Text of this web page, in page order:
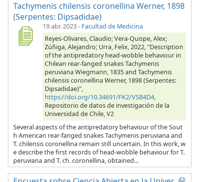
Tachymenis chilensis coronellina Werner, 1898
(Serpentes: Dipsadidae)
19 abr. 2023- Facultad de Medicina
Reyes-Olivares, Claudio; Vera-Quispe, Alex;
Zúñiga, Alejandro; Urra, Felix, 2022, "Description
of the antipredatory head-wobble behaviour in
Chilean rear-fanged snakes Tachymenis
peruviana Wiegmann, 1835 and Tachymenis
chilensis coronellina Werner, 1898 (Serpentes:
Dipsadidae)",
https://doi.org/10.34691/FK2/VSB4D4,
Repositorio de datos de investigación de la
Universidad de Chile, V2
Several aspects of the antipredatory behaviour of the Sout
h American rear-fanged snakes Tachymenis peruviana and
T. chilensis coronellina remain still uncertain. In this work, w
e describe the first records of head-wobble behaviour for T.
peruviana and T. ch. coronellina, obtained...